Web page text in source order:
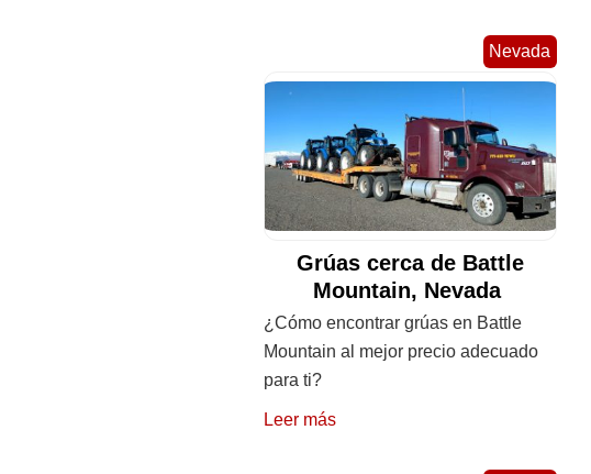
Nevada
Grúas cerca de Battle
Mountain, Nevada
¿Cómo encontrar grúas en Battle
Mountain al mejor precio adecuado
para ti?
Leer más